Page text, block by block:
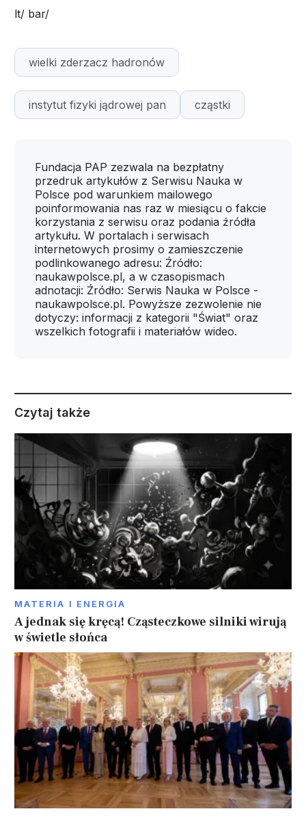
lt/ bar/
wielki zderzacz hadronów
instytut fizyki jądrowej pan cząstki
Fundacja PAP zezwala na bezpłatny
przedruk artykułów z Serwisu Nauka w
Polsce pod warunkiem mailowego
poinformowania nas raz w miesiącu o fakcie
korzystania z serwisu oraz podania źródła
artykułu. W portalach i serwisach
internetowych prosimy o zamieszczenie
podlinkowanego adresu: Źródło:
naukawpolsce.pl, a w czasopismach
adnotacji: Źródło: Serwis Nauka w Polsce -
naukawpolsce.pl. Powyższe zezwolenie nie
dotyczy: informacji z kategorii "Świat" oraz
wszelkich fotografii i materiałów wideo.
Czytaj także
MATERIA I ENERGIA
A jednak się kręcą! Cząsteczkowe silniki wirują
w świetle słońca